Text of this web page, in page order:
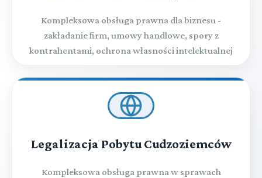
Kompleksowa obsługa prawna dla biznesu -
zakładanie firm, umowy handlowe, spory z
kontrahentami, ochrona własności intelektualnej
Legalizacja Pobytu Cudzoziemców
Kompleksowa obsługa prawna w sprawach